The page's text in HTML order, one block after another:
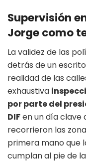
Supervisión
Jorge como
La validez de las
detrás de un
realidad de las
exhaustiva
por parte del
DIFen un día clave
recorrieron las
primera mano que
cumplan al pie de